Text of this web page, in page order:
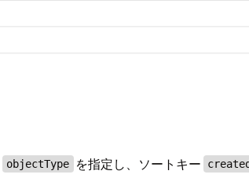
objectType を指定し、ソートキー